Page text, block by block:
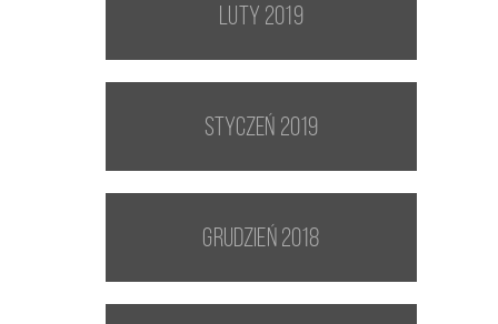
luty 2019
styczeń 2019
grudzień 2018